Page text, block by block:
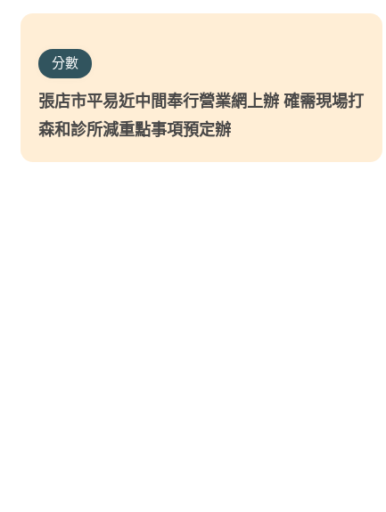
分數
張店市平易近中間奉行營業網上辦 確需現場打
森和診所減重點事項預定辦